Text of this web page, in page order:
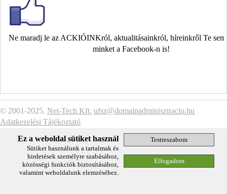
Ne maradj le az ACKIÓINKról, aktualitásainkról, híreinkről Te
minket a Facebook-n is!
© 2001-2025. Net-Tech Kft. ufsz@domainadminisztracio.hu
Adatkezelési Tájékoztató
Ez a weboldal sütiket használ
Sütiket használunk a tartalmak és
hirdetések személyre szabásához,
közösségi funkciók biztosításához,
valamint weboldalunk elemzéséhez.